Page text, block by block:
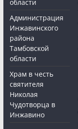
области
Администрация
Инжавинского
района
Тамбовской
области
Храм в честь
святителя
Николая
Чудотворца в
Инжавино